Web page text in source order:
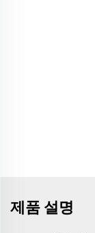
제품 설명